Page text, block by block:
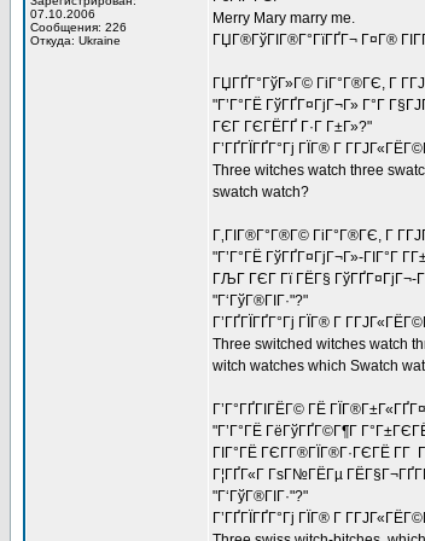
07.10.2006
Сообщения: 226
Откуда: Ukraine
Merry Mary marry me.
ГЏГ®ГўГІГ®Г°ГїГҐГ¬ Г¤Г®
ГЏГҐГ°ГўГ»Г© ГіГ°Г®ГЄ, Г
"Г’Г°ГЁ ГўГҐГ¤ГјГ¬Г» Г°Г
ГЄГ ГЄГЁГҐ Г·Г Г±Г»?"
Г’ГҐГЇГҐГ°Гј ГЇГ® Г
Three witches watch three
swatch watch?
Г‚ГІГ®Г°Г®Г© ГіГ°Г®ГЄ, Г
"Г’Г°ГЁ ГўГҐГ¤ГјГ¬Г»-ГІГ°Г
ГЉГ ГЄГ Гї ГЁГ§ ГўГҐГ¤ГјГ¬-
"Г‘ГўГ®ГІГ·"?"
Г’ГҐГЇГҐГ°Гј ГЇГ® Г
Three switched witches watch
witch watches which Swatch
Г’Г°ГҐГІГЁГ© ГЁ
"Г’Г°ГЁ ГёГўГҐГ©Г¶Г
ГІГ°ГЁ ГЄГ­Г®ГЇГ®Г·ГЄГЁ Г­Г
Г¦ГҐГ«Г ГѕГ№ГЁГµ
"Г‘ГўГ®ГІГ·"?"
Г’ГҐГЇГҐГ°Гј ГЇГ® Г